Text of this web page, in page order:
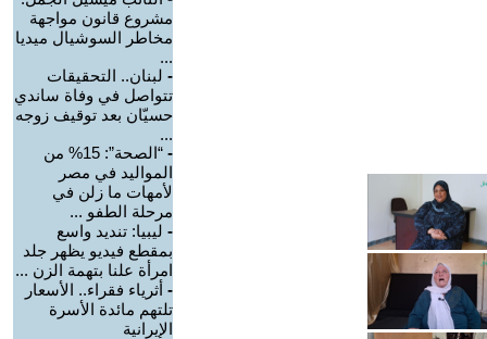
مشروع قانون مواجهة
مخاطر السوشيال ميديا
...
- لبنان.. التحقيقات
تتواصل في وفاة ساندي
حسيّان بعد توقيف زوجه
...
-
“الصحة”: 15% من
المواليد في مصر
لأمهات ما زلن في
مرحلة الطفو ...
- ليبيا: تنديد واسع
بمقطع فيديو يظهر جلد
امرأة علنا بتهمة الزن ...
- أثرياء فقراء.. الأسعار
تلتهم مائدة الأسرة
الإيرانية